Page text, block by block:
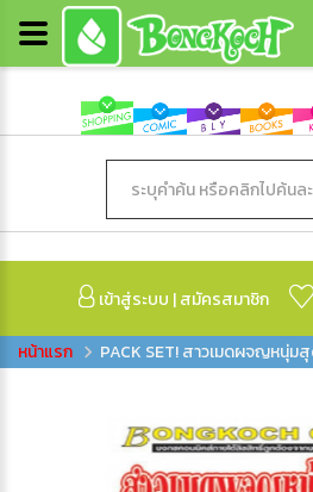
เข้าสู่ระบบ |สมัครสมาชิก
PACK SET! สาวเมดผจญหนุ่ม